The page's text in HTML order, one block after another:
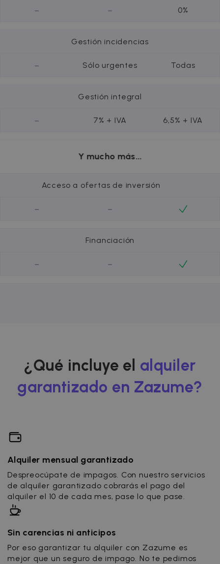
- - 0%
Gestión incidencias
- Sólo urgentes Todas
Gestión integral
- 7% + IVA 6,5% + IVA
Y mucho más...
Acceso a ofertas de inversión
- -
Financiación
- -
¿Qué incluye el alquiler
garantizado en Zazume?
Alquiler mensual garantizado
Despreocúpate de impagos. Con nuestro servicios
de alquiler garantizado cobrarás el pago del
alquiler el 10 de cada mes, pase lo que pase.
Sin carencias ni anticipos
Por eso garantizar tu alquiler con Zazume es
mejor que un seguro de impago. No te pedimos